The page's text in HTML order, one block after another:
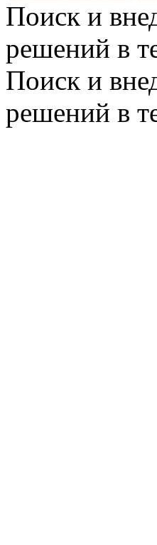
Поиск и
решений в
Поиск и
решений в